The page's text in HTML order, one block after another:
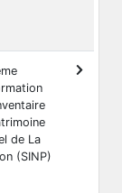
de La
(SINP)